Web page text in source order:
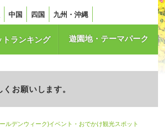
中国 四国 九州・沖縄
ランキング 遊園地・テーマパーク
お願いします。
ルデンウィーク)イベント・おでかけ観光スポット